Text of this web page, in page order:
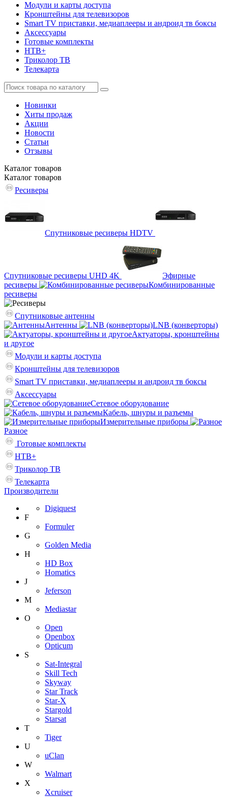
Модули и карты доступа
Кронштейны для телевизоров
Smart TV приставки, медиаплееры и андроид тв боксы
Аксессуары
Готовые комплекты
НТВ+
Триколор ТВ
Телекарта
Новинки
Хиты продаж
Акции
Новости
Статьи
Отзывы
Каталог товаров
Каталог товаров
Ресиверы
Спутниковые ресиверы HDTV
Спутниковые ресиверы UHD 4K
Эфирные
ресиверы
Комбинированные
ресиверы
Спутниковые антенны
Антенны
LNB (конверторы)
Актуаторы, кронштейны
и другое
Модули и карты доступа
Кронштейны для телевизоров
Smart TV приставки, медиаплееры и андроид тв боксы
Аксессуары
Сетевое оборудование
Кабель, шнуры и разъемы
Измерительные приборы
Разное
Готовые комплекты
НТВ+
Триколор ТВ
Телекарта
Производители
Digiquest
F
Formuler
G
Golden Media
H
HD Box
Homatics
J
Jeferson
M
Mediastar
O
Open
Openbox
Opticum
S
Sat-Integral
Skill Tech
Skyway
Star Track
Star-X
Stargold
Starsat
T
Tiger
U
uClan
W
Walmart
X
Xcruiser